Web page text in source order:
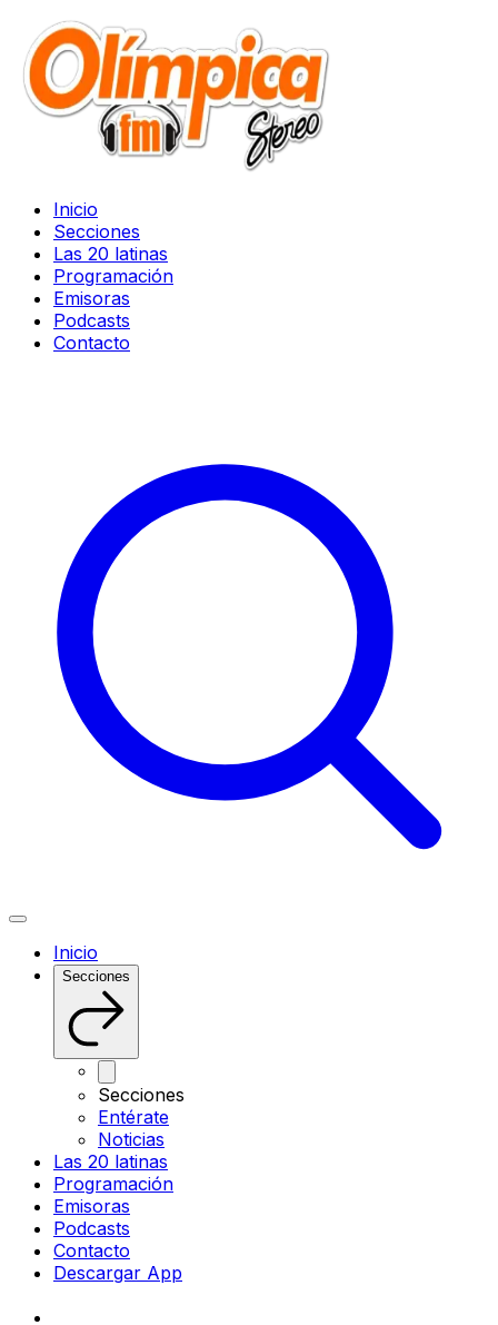
Inicio
Secciones
Las 20 latinas
Programación
Emisoras
Podcasts
Contacto
Inicio
Secciones
Secciones
Entérate
Noticias
Las 20 latinas
Programación
Emisoras
Podcasts
Contacto
Descargar App